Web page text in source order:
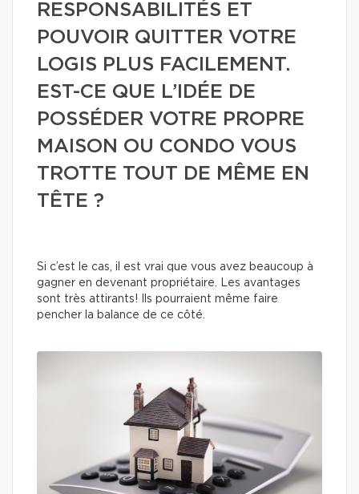
RESPONSABILITÉS ET
POUVOIR QUITTER VOTRE
LOGIS PLUS FACILEMENT.
EST-CE QUE L’IDÉE DE
POSSÉDER VOTRE PROPRE
MAISON OU CONDO VOUS
TROTTE TOUT DE MÊME EN
TÊTE ?
Si c’est le cas, il est vrai que vous avez beaucoup à
gagner en devenant propriétaire. Les avantages
sont très attirants! Ils pourraient même faire
pencher la balance de ce côté.